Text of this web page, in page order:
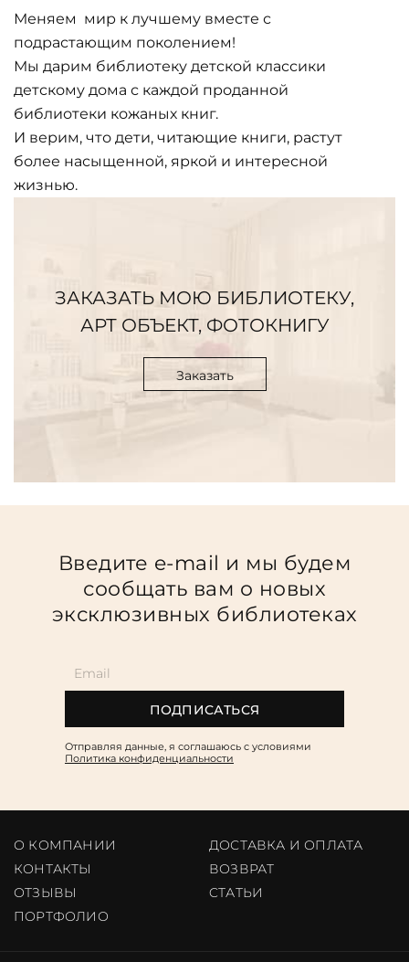
Меняем мир к лучшему вместе с
подрастающим поколением!
Мы дарим библиотеку детской классики
детскому дома с каждой проданной
библиотеки кожаных книг.
И верим, что дети, читающие книги, растут
более насыщенной, яркой и интересной
жизнью.
ЗАКАЗАТЬ МОЮ БИБЛИОТЕКУ,
АРТ ОБЪЕКТ, ФОТОКНИГУ
Заказать
Введите e-mail и мы будем
сообщать вам о новых
эксклюзивных библиотеках
ПОДПИСАТЬСЯ
Отправляя данные, я соглашаюсь c условиями
Политика конфиденциальности
О КОМПАНИИ
ДОСТАВКА И ОПЛАТА
КОНТАКТЫ
ВОЗВРАТ
ОТЗЫВЫ
CТАТЬИ
ПОРТФОЛИО